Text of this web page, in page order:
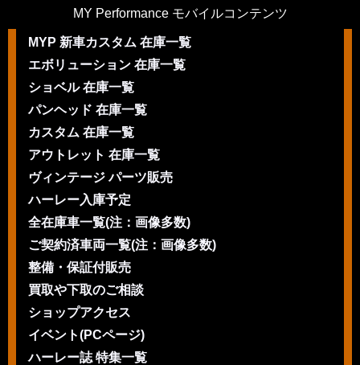
MY Performance モバイルコンテンツ
MYP 新車カスタム 在庫一覧
エボリューション 在庫一覧
ショベル 在庫一覧
パンヘッド 在庫一覧
カスタム 在庫一覧
アウトレット 在庫一覧
ヴィンテージ パーツ販売
ハーレー入庫予定
全在庫車一覧(注：画像多数)
ご契約済車両一覧(注：画像多数)
整備・保証付販売
買取や下取のご相談
ショップアクセス
イベント(PCページ)
ハーレー誌 特集一覧